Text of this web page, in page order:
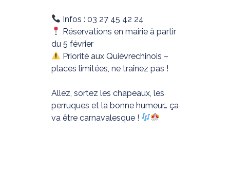
Infos : 03 27 45 42 24
Réservations en mairie à partir
du 5 février
Priorité aux Quiévrechinois –
places limitées, ne traînez pas !
Allez, sortez les chapeaux, les
perruques et la bonne humeur… ça
va être carnavalesque !